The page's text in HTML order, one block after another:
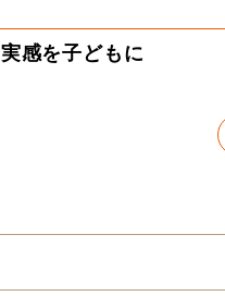
実感を子どもに